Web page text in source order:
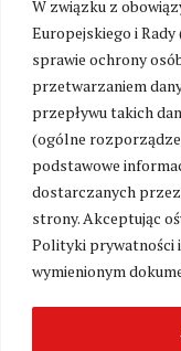
W związku z
Europejskiego i Rady
sprawie ochrony
przetwarzaniem
przepływu takich
(ogólne
podstawowe
dostarczanych
strony. Akceptując
Polityki prywatności
wymienionym
2026.